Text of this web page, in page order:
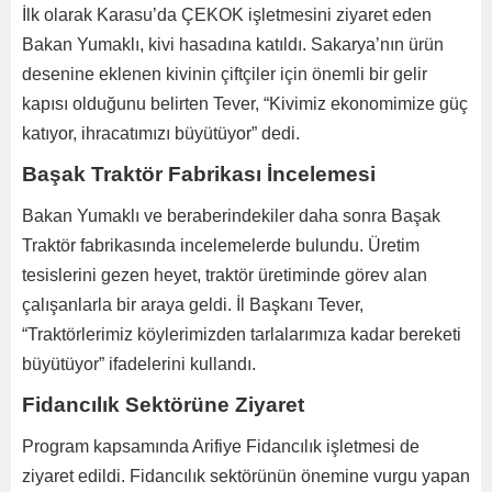
İlk olarak Karasu’da ÇEKOK işletmesini ziyaret eden
Bakan Yumaklı, kivi hasadına katıldı. Sakarya’nın ürün
desenine eklenen kivinin çiftçiler için önemli bir gelir
kapısı olduğunu belirten Tever, “Kivimiz ekonomimize güç
katıyor, ihracatımızı büyütüyor” dedi.
Başak Traktör Fabrikası İncelemesi
Bakan Yumaklı ve beraberindekiler daha sonra Başak
Traktör fabrikasında incelemelerde bulundu. Üretim
tesislerini gezen heyet, traktör üretiminde görev alan
çalışanlarla bir araya geldi. İl Başkanı Tever,
“Traktörlerimiz köylerimizden tarlalarımıza kadar bereketi
büyütüyor” ifadelerini kullandı.
Fidancılık Sektörüne Ziyaret
Program kapsamında Arifiye Fidancılık işletmesi de
ziyaret edildi. Fidancılık sektörünün önemine vurgu yapan